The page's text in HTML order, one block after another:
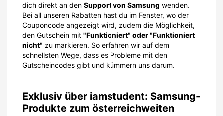
dich direkt an den Support von Samsung wenden.
Bei all unseren Rabatten hast du im Fenster, wo der
Couponcode angezeigt wird, zudem die Möglichkeit,
den Gutschein mit "Funktioniert" oder "Funktioniert
nicht" zu markieren. So erfahren wir auf dem
schnellsten Wege, dass es Probleme mit den
Gutscheincodes gibt und kümmern uns darum.
Exklusiv über iamstudent: Samsung-
Produkte zum österreichweiten